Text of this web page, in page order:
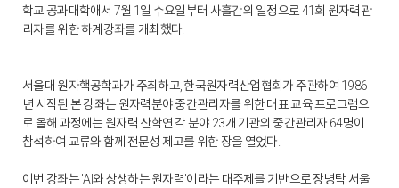
학교 공과대학애서 7월 1일 수요일부터 사흘간의 일정으로 41회 원자력관
리자를 위한 하계강좌를 개최했다.
서울대 원자핵공학과가 주최하고, 한국원자력산업협회가 주관하여 1986
년 시작된 본 강좌는 원자력분야 중간관리자를 위한 대표 교육 프로그램으
로 올해 과정에는 원자력 산학연 각 분야 23개 기관의 중간관리자 64명이
참석하여 교류와 함께 전문성 제고를 위한 장을 열었다.
이번 강좌는 'AI와 상생하는 원자력'이라는 대주제를 기반으로 장병탁 서울